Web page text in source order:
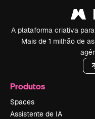
A plataforma criativa
Mais de 1 milhão de
Produtos
Spaces
Assistente de IA